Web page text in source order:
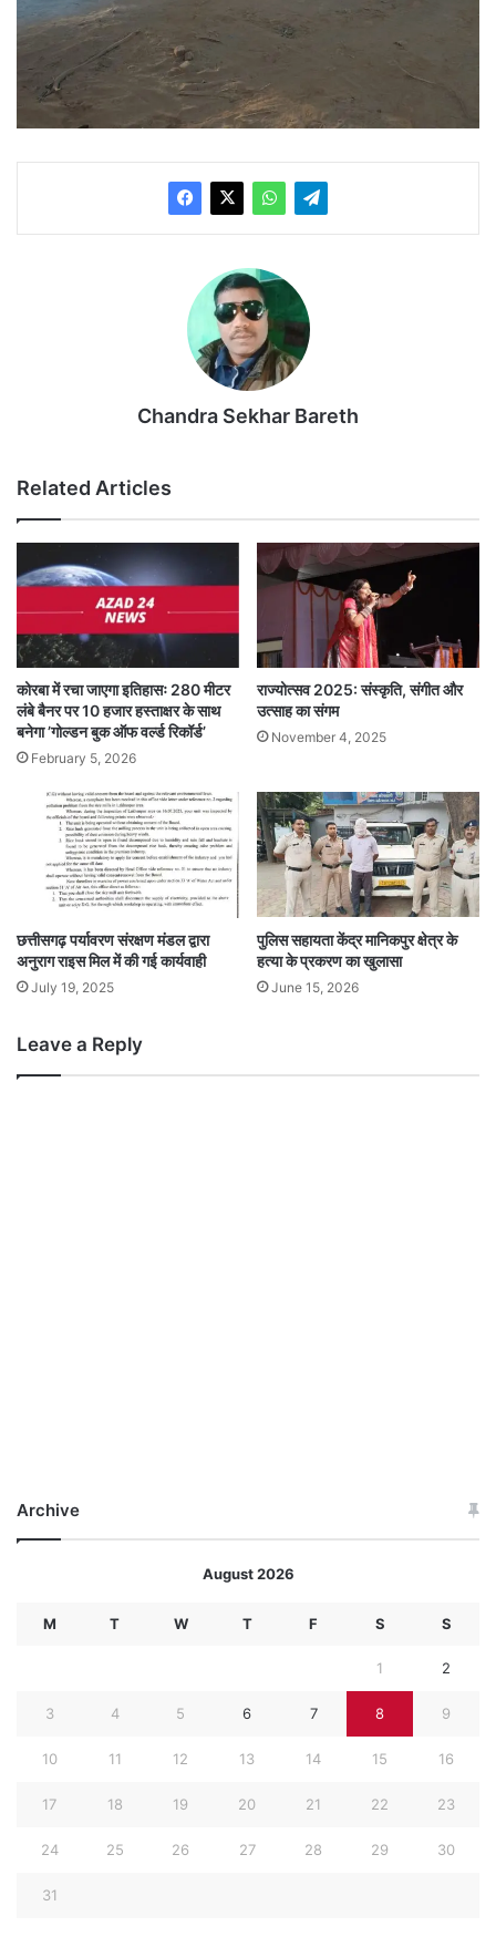
Chandra Sekhar Bareth
Related Articles
कोरबा में रचा जाएगा इतिहासः 280 मीटर
लंबे बैनर पर 10 हजार हस्ताक्षर के साथ
बनेगा ’गोल्डन बुक ऑफ वर्ल्ड रिकॉर्ड’
February 5, 2026
राज्योत्सव 2025: संस्कृति, संगीत और
उत्साह का संगम
November 4, 2025
छत्तीसगढ़ पर्यावरण संरक्षण मंडल द्वारा
अनुराग राइस मिल में की गई कार्यवाही
July 19, 2025
पुलिस सहायता केंद्र मानिकपुर क्षेत्र के
हत्या के प्रकरण का खुलासा
June 15, 2026
Leave a Reply
Archive
August 2026
M T W T F S S
1 2
3 4 5 6 7 8 9
10 11 12 13 14 15 16
17 18 19 20 21 22 23
24 25 26 27 28 29 30
31